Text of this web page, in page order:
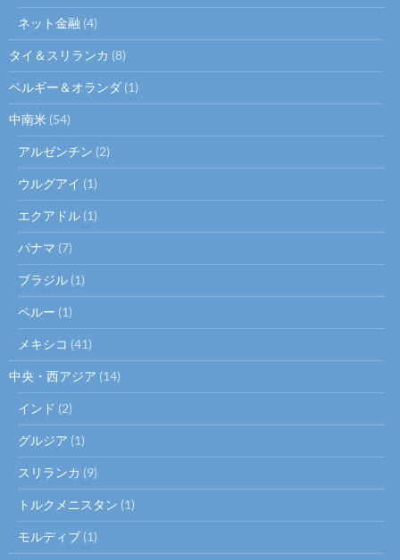
ネット金融 (4)
タイ＆スリランカ (8)
ベルギー＆オランダ (1)
中南米 (54)
アルゼンチン (2)
ウルグアイ (1)
エクアドル (1)
パナマ (7)
ブラジル (1)
ペルー (1)
メキシコ (41)
中央・西アジア (14)
インド (2)
グルジア (1)
スリランカ (9)
トルクメニスタン (1)
モルディブ (1)